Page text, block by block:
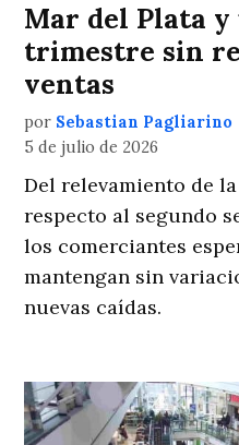
Mar del Plata y
trimestre sin
ventas
por Sebastian Pagliarino
5 de julio de 2026
Del relevamiento de
respecto al segundo
los comerciantes
mantengan sin
nuevas caídas.